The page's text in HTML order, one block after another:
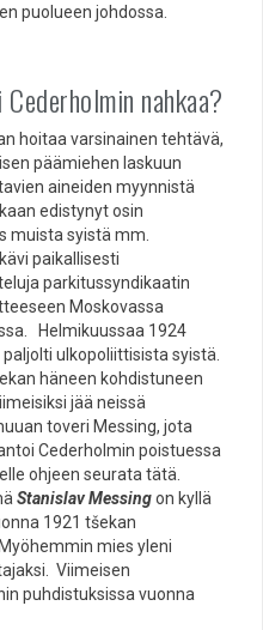
puolueen johdossa.
nahkaa?
hoitaa varsinainen tehtävä,
päämiehen laskuun
aineiden myynnistä
edistynyt osin
muista syistä mm.
paikallisesti
parkitussyndikaatin
Moskovassa
Helmikuussaa 1924
ulkopoliittisista syistä.
häneen kohdistuneen
jää neissä
toveri Messing, jota
Cederholmin poistuessa
ohjeen seurata tätä.
Stanislav Messingon kyllä
1921 tšekan
mies yleni
Viimeisen
puhdistuksissa vuonna